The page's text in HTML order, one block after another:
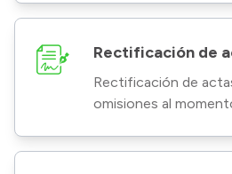
Rectificación de
Rectificación de
omisiones al